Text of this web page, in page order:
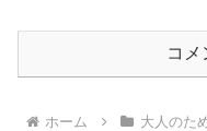
コメ
ホーム 大人のた